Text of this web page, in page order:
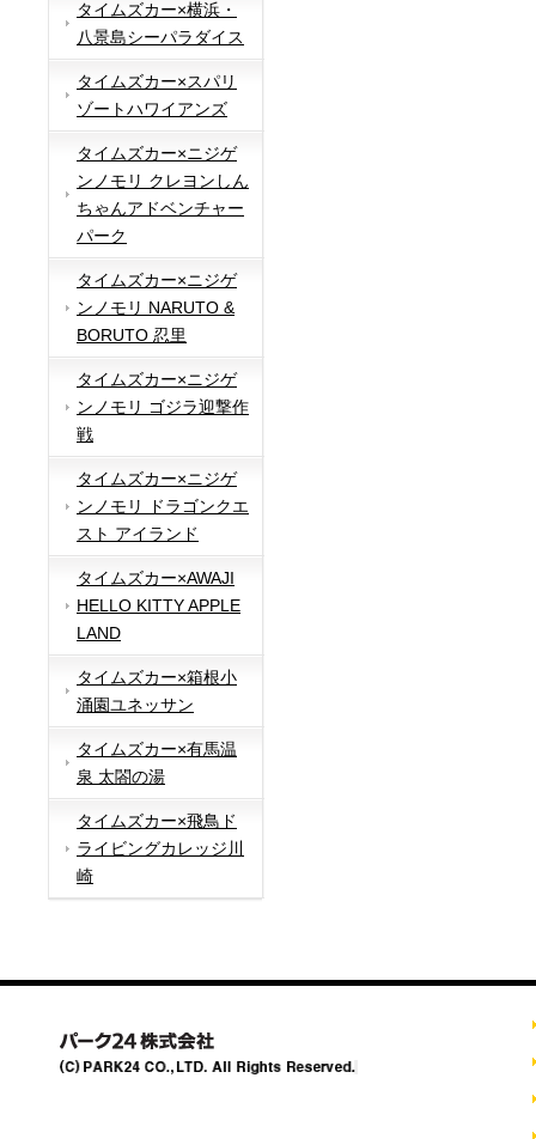
タイムズカー×横浜・
八景島シーパラダイス
タイムズカー×スパリ
ゾートハワイアンズ
タイムズカー×ニジゲ
ンノモリ クレヨンしん
ちゃんアドベンチャー
パーク
タイムズカー×ニジゲ
ンノモリ NARUTO &
BORUTO 忍里
タイムズカー×ニジゲ
ンノモリ ゴジラ迎撃作
戦
タイムズカー×ニジゲ
ンノモリ ドラゴンクエ
スト アイランド
タイムズカー×AWAJI
HELLO KITTY APPLE
LAND
タイムズカー×箱根小
涌園ユネッサン
タイムズカー×有馬温
泉 太閤の湯
タイムズカー×飛鳥ド
ライビングカレッジ川
崎